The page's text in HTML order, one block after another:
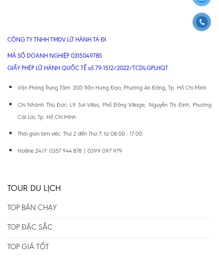
CÔNG TY TNHH TMDV LỮ HÀNH TA ĐI
MÃ SỐ DOANH NGHIỆP 0315049785
GIẤY PHÉP LỮ HÀNH QUỐC TẾ số 79-1512/2022/TCDL-GPLHQT
Văn Phòng Trung Tâm: 20D Trần Hưng Đạo, Phường An Đông, Tp. Hồ Chí Minh
Chi Nhánh Thủ Đức: L9 Sol Villas, Phố Đông Village, Nguyễn Thị Định, Phường
Cát Lái, Tp. Hồ Chí Minh
Thời gian làm việc: Thứ 2 đến Thứ 7, từ 08:00 - 17:00
Hotline 24/7: 0357 944 878 | 0399 097 979
TOUR DU LỊCH
TOP BÁN CHẠY
TOP ĐẶC SẮC
TOP GIÁ TỐT